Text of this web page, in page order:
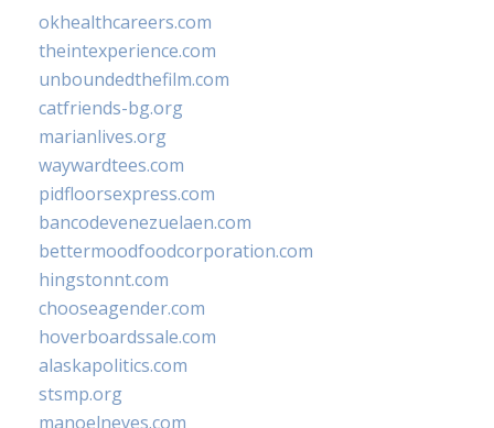
okhealthcareers.com
theintexperience.com
unboundedthefilm.com
catfriends-bg.org
marianlives.org
waywardtees.com
pidfloorsexpress.com
bancodevenezuelaen.com
bettermoodfoodcorporation.com
hingstonnt.com
chooseagender.com
hoverboardssale.com
alaskapolitics.com
stsmp.org
manoelneves.com